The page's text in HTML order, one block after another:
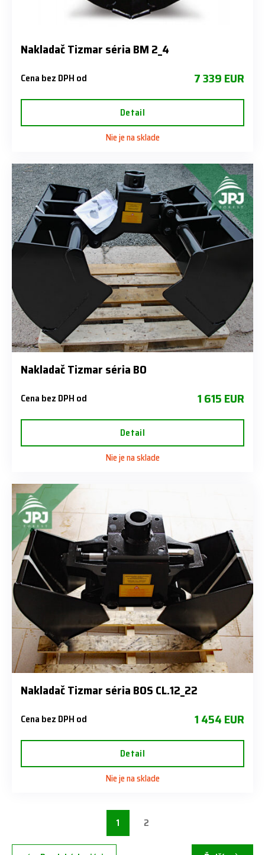
Nakladač Tizmar séria BM 2_4
Cena bez DPH od 7 339 EUR
Detail
Nie je na sklade
Nakladač Tizmar séria BO
Cena bez DPH od 1 615 EUR
Detail
Nie je na sklade
Nakladač Tizmar séria BOS CL.12_22
Cena bez DPH od 1 454 EUR
Detail
Nie je na sklade
1 2